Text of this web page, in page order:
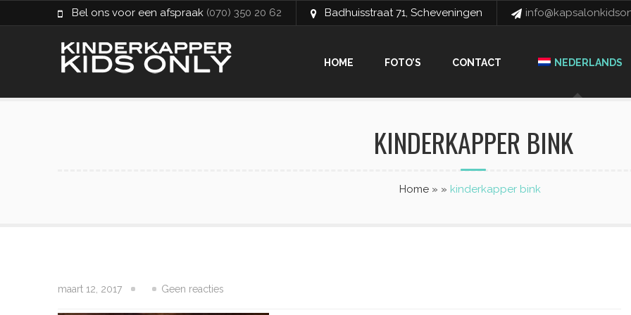
Bel ons voor een afspraak (070) 350 20 62 Badhuisstraat 71, Scheveningen
HOME FOTO’S CONTACT NEDERLANDS
KINDERKAPPER BINK
Home» » kinderkapper bink
maart 12, 2017 Geen reacties